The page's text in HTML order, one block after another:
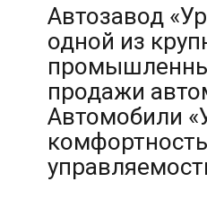
Автозавод
одной из
продажи
Автомобили